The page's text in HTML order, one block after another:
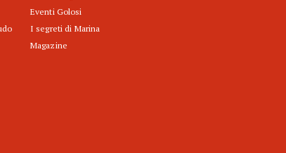
Eventi Golosi
I segreti di Marina
Magazine